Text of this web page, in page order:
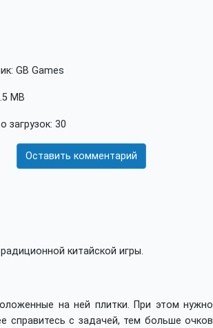
GB Games
MB
загрузок: 30
Оставить комментарий
китайской игры.
на ней плитки. При этом нужно
справитесь с задачей, тем больше очков